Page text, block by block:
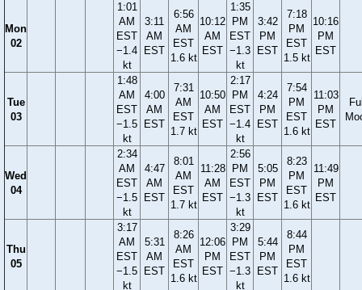
Mon
02
1:01
AM
EST
−1.4
kt
3:11
AM
EST
6:56
AM
EST
1.6 kt
10:12
AM
EST
1:35
PM
EST
−1.3
kt
3:42
PM
EST
7:18
PM
EST
1.5 kt
10:16
PM
EST
Tue
03
1:48
AM
EST
−1.5
kt
4:00
AM
EST
7:31
AM
EST
1.7 kt
10:50
AM
EST
2:17
PM
EST
−1.4
kt
4:24
PM
EST
7:54
PM
EST
1.6 kt
11:03
PM
EST
Wed
04
2:34
AM
EST
−1.5
kt
4:47
AM
EST
8:01
AM
EST
1.7 kt
11:28
AM
EST
2:56
PM
EST
−1.3
kt
5:05
PM
EST
8:23
PM
EST
1.6 kt
11:49
PM
EST
Thu
05
3:17
AM
EST
−1.5
kt
5:31
AM
EST
8:26
AM
EST
1.6 kt
12:06
PM
EST
3:29
PM
EST
−1.3
kt
5:44
PM
EST
8:44
PM
EST
1.6 kt